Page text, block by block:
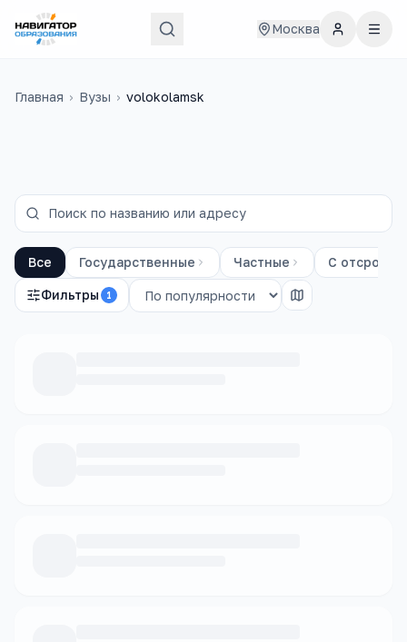
Москва
Главная › Вузы › volokolamsk
Все Государственные Частные С
Фильтры 1